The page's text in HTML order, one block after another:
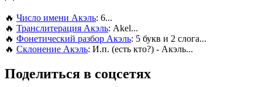
🔥 Число имени Акэль: 6...
🔥 Транслитерация Акэль: Akel...
🔥 Фонетический разбор Акэль: 5 букв и 2 слога...
🔥 Склонение Акэль: И.п. (есть кто?) - Акэль...
Поделиться в соцсетях